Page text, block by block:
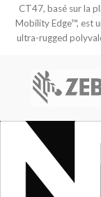
CT47, basé sur la
Mobility Edge™, est
ultra-rugged